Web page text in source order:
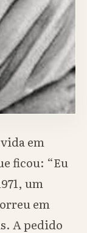
em
ficou: “Eu
um
em
A pedido